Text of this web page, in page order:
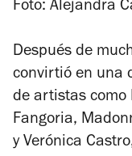
Foto: Alejandra
Después de
convirtió en una
de artistas como
Fangoria,
y Verónica